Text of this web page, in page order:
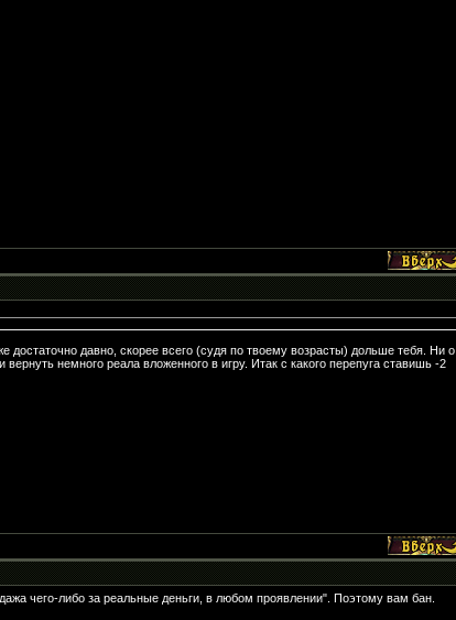
давно, скорее всего (судя по твоему возрасты) дольше тебя. Ни о
немного реала вложенного в игру. Итак с какого перепуга ставишь -2
чего-либо за реальные деньги, в любом проявлении". Поэтому вам бан.